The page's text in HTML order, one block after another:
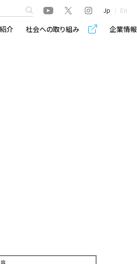
Jp En
介 社会への取り組み 企業情報